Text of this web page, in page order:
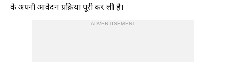
के अपनी आवेदन प्रक्रिया पूरी कर ली है।
ADVERTISEMENT